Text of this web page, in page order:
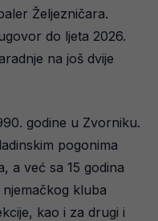
Željezničara.
do ljeta 2026.
na još dvije
godine u Zvorniku.
pogonima
a već sa 15 godina
kluba
kao i za drugi i